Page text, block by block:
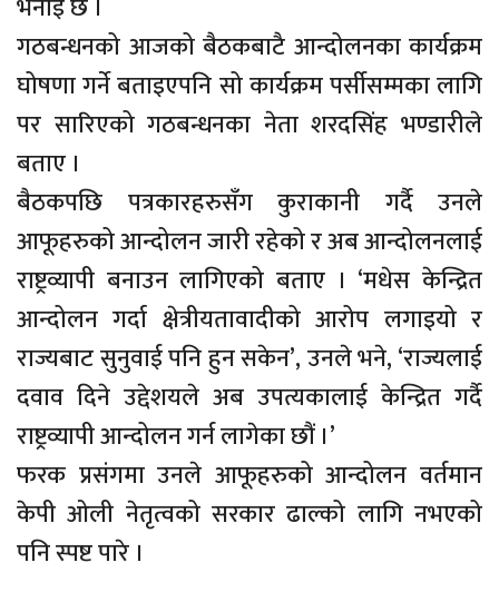
गठबन्धनको आजको बैठकबाटै आन्दोलनका कार्यक्रम
घोषणा गर्ने बताइएपनि सो कार्यक्रम पर्सीसम्मका लागि
पर सारिएको गठबन्धनका नेता शरदसिंह भण्डारीले
बताए ।
बैठकपछि पत्रकारहरुसँग कुराकानी गर्दै उनले
आफूहरुको आन्दोलन जारी रहेको र अब आन्दोलनलाई
राष्ट्रव्यापी बनाउन लागिएको बताए । ‘मधेस केन्द्रित
आन्दोलन गर्दा क्षेत्रीयतावादीको आरोप लगाइयो र
राज्यबाट सुनुवाई पनि हुन सकेन’, उनले भने, ‘राज्यलाई
दवाव दिने उद्देशयले अब उपत्यकालाई केन्द्रित गर्दै
राष्ट्रव्यापी आन्दोलन गर्न लागेका छौं ।’
फरक प्रसंगमा उनले आफूहरुको आन्दोलन वर्तमान
केपी ओली नेतृत्वको सरकार ढाल्को लागि नभएको
पनि स्पष्ट पारे ।